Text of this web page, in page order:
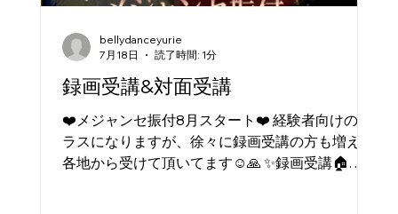
録画受講&対面受講
❤️メジャンセ振付8月スタート❤️ 経験者向けのク
ラスになりますが、徐々に録画受講の方も増えて
各地から受けて頂いてます☺️🙏 ✨録画受講🏠
bellydanceyurie
7月18日
読了時間: 1分